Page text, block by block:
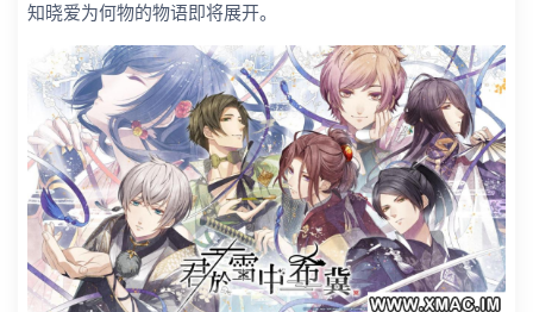
知晓爱为何物的物语即将展开。